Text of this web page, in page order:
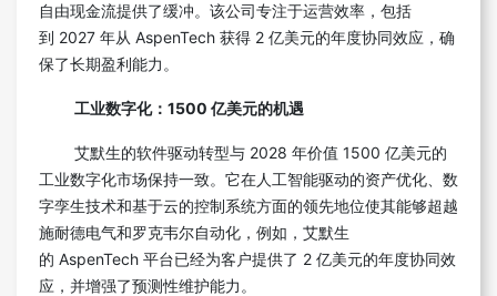
自由现金流提供了缓冲。该公司专注于运营效率，包括
到 2027 年从 AspenTech 获得 2 亿美元的年度协同效应，确
保了长期盈利能力。
工业数字化： 1500 亿美元的机遇
艾默生的软件驱动转型与 2028 年价值 1500 亿美元的
工业数字化市场保持一致。它在人工智能驱动的资产优化、数
字孪生技术和基于云的控制系统方面的领先地位使其能够超越
施耐德电气和罗克韦尔自动化，例如，艾默生
的 AspenTech 平台已经为客户提供了 2 亿美元的年度协同效
应，并增强了预测性维护能力。